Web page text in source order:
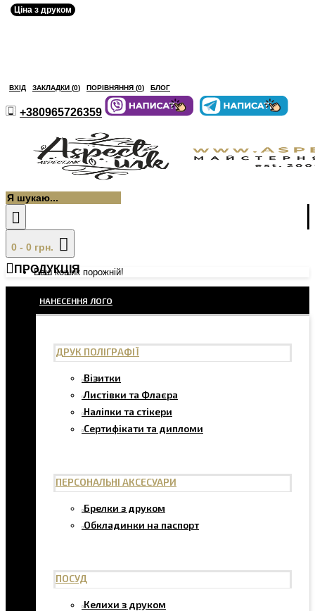
ВХІД ЗАКЛАДКИ (0) ПОРІВНЯННЯ (0) БЛОГ
+380965726359
0 - 0 грн.
Ваш кошик порожній!
ПРОДУКЦІЯ
НАНЕСЕННЯ ЛОГО
ДРУК ПОЛІГРАФІЇ
Візитки
Листівки та Флаєра
Наліпки та стікери
Сертифікати та дипломи
ПЕРСОНАЛЬНІ АКСЕСУАРИ
Брелки з друком
Обкладинки на паспорт
ПОСУД
Келихи з друком
Ціна з друком